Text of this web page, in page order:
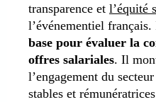
transparence et l’équité
l’événementiel
base pour évaluer la
offres salariales. Il
l’engagement du
stables et